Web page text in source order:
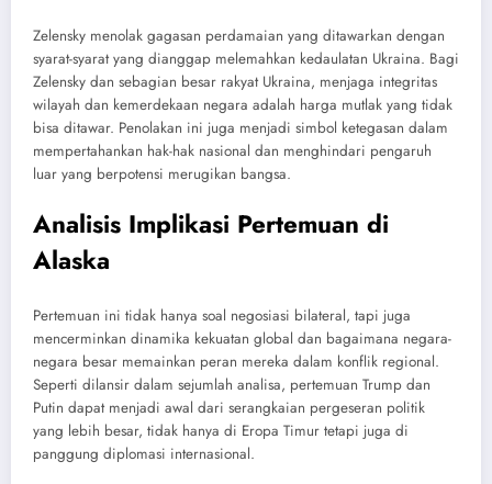
Zelensky menolak gagasan perdamaian yang ditawarkan dengan
syarat-syarat yang dianggap melemahkan kedaulatan Ukraina. Bagi
Zelensky dan sebagian besar rakyat Ukraina, menjaga integritas
wilayah dan kemerdekaan negara adalah harga mutlak yang tidak
bisa ditawar. Penolakan ini juga menjadi simbol ketegasan dalam
mempertahankan hak-hak nasional dan menghindari pengaruh
luar yang berpotensi merugikan bangsa.
Analisis Implikasi Pertemuan di
Alaska
Pertemuan ini tidak hanya soal negosiasi bilateral, tapi juga
mencerminkan dinamika kekuatan global dan bagaimana negara-
negara besar memainkan peran mereka dalam konflik regional.
Seperti dilansir dalam sejumlah analisa, pertemuan Trump dan
Putin dapat menjadi awal dari serangkaian pergeseran politik
yang lebih besar, tidak hanya di Eropa Timur tetapi juga di
panggung diplomasi internasional.